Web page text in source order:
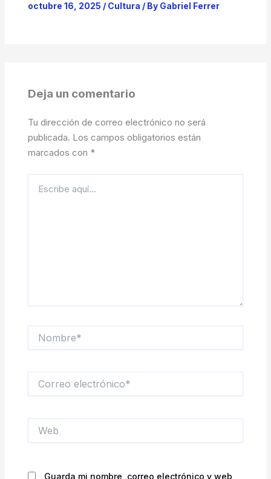
octubre 16, 2025 / Cultura / By Gabriel Ferrer
Deja un comentario
Tu dirección de correo electrónico no será
publicada. Los campos obligatorios están
marcados con *
aquí...
electrónico*
Guarda mi nombre, correo electrónico y web